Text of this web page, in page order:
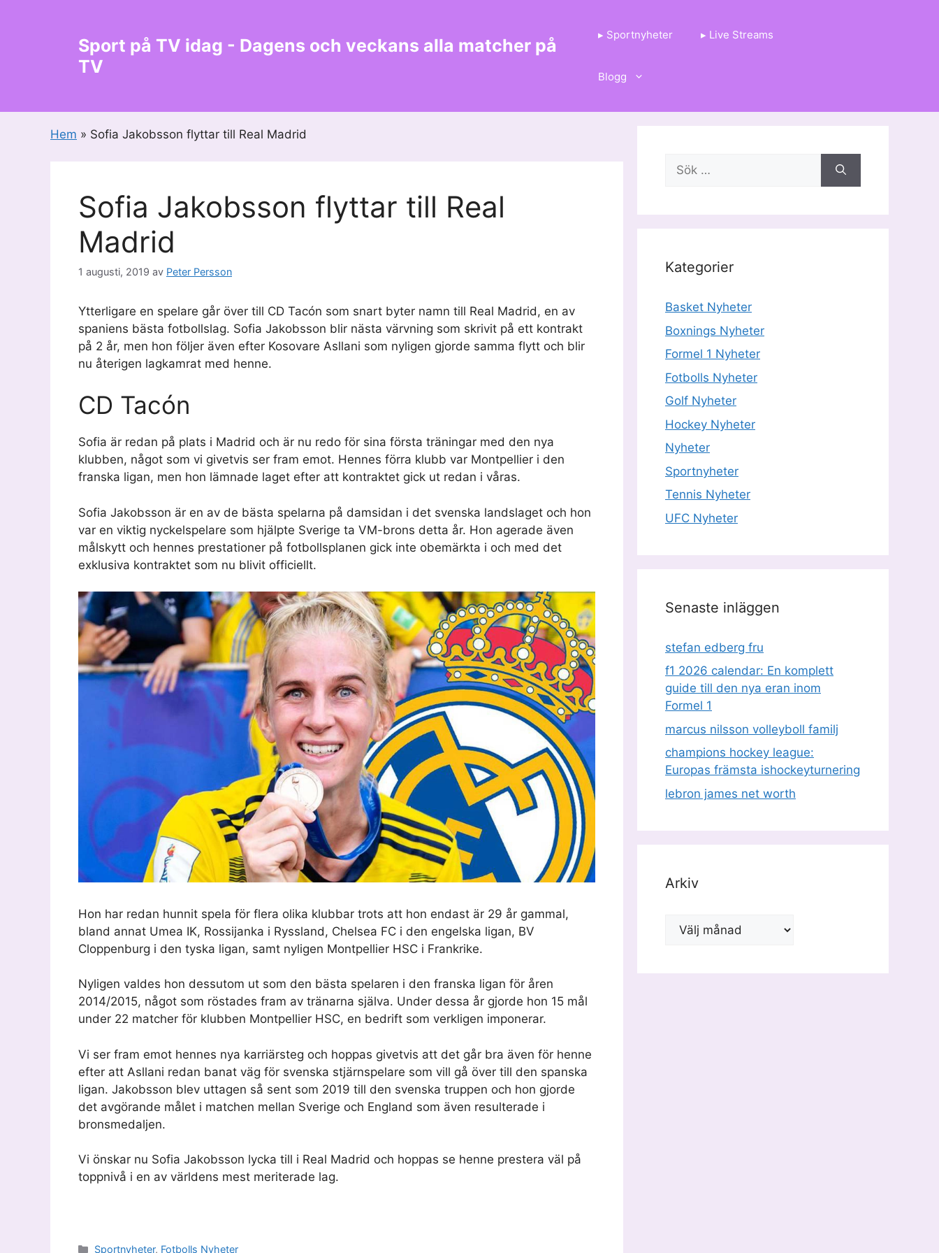
Sport på TV idag - Dagens och veckans alla matcher på
TV
▸ Sportnyheter ▸ Live Streams
Blogg
Hem » Sofia Jakobsson flyttar till Real Madrid
Sofia Jakobsson flyttar till Real
Madrid
1 augusti, 2019 av Peter Persson
Ytterligare en spelare går över till CD Tacón som snart byter namn till Real Madrid, en av
spaniens bästa fotbollslag. Sofia Jakobsson blir nästa värvning som skrivit på ett kontrakt
på 2 år, men hon följer även efter Kosovare Asllani som nyligen gjorde samma flytt och blir
nu återigen lagkamrat med henne.
CD Tacón
Sofia är redan på plats i Madrid och är nu redo för sina första träningar med den nya
klubben, något som vi givetvis ser fram emot. Hennes förra klubb var Montpellier i den
franska ligan, men hon lämnade laget efter att kontraktet gick ut redan i våras.
Sofia Jakobsson är en av de bästa spelarna på damsidan i det svenska landslaget och hon
var en viktig nyckelspelare som hjälpte Sverige ta VM-brons detta år. Hon agerade även
målskytt och hennes prestationer på fotbollsplanen gick inte obemärkta i och med det
exklusiva kontraktet som nu blivit officiellt.
Hon har redan hunnit spela för flera olika klubbar trots att hon endast är 29 år gammal,
bland annat Umea IK, Rossijanka i Ryssland, Chelsea FC i den engelska ligan, BV
Cloppenburg i den tyska ligan, samt nyligen Montpellier HSC i Frankrike.
Nyligen valdes hon dessutom ut som den bästa spelaren i den franska ligan för åren
2014/2015, något som röstades fram av tränarna själva. Under dessa år gjorde hon 15 mål
under 22 matcher för klubben Montpellier HSC, en bedrift som verkligen imponerar.
Vi ser fram emot hennes nya karriärsteg och hoppas givetvis att det går bra även för henne
efter att Asllani redan banat väg för svenska stjärnspelare som vill gå över till den spanska
ligan. Jakobsson blev uttagen så sent som 2019 till den svenska truppen och hon gjorde
det avgörande målet i matchen mellan Sverige och England som även resulterade i
bronsmedaljen.
Vi önskar nu Sofia Jakobsson lycka till i Real Madrid och hoppas se henne prestera väl på
toppnivå i en av världens mest meriterade lag.
Kategorier
Sportnyheter, Fotbolls Nyheter
Sök
efter:
Kategorier
Basket Nyheter
Boxnings Nyheter
Formel 1 Nyheter
Fotbolls Nyheter
Golf Nyheter
Hockey Nyheter
Nyheter
Sportnyheter
Tennis Nyheter
UFC Nyheter
Senaste inläggen
stefan edberg fru
f1 2026 calendar: En komplett
guide till den nya eran inom
Formel 1
marcus nilsson volleyboll familj
champions hockey league:
Europas främsta ishockeyturnering
lebron james net worth
Arkiv
Arkiv